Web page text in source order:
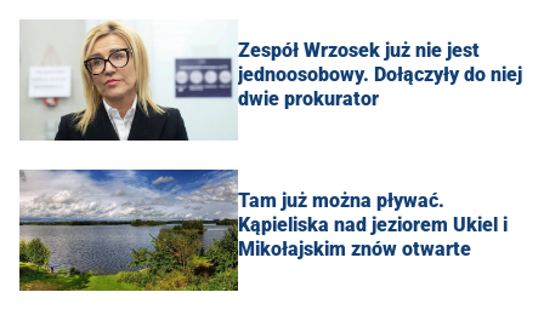
Zespół Wrzosek już nie jest
jednoosobowy. Dołączyły do niej
dwie prokurator
Tam już można pływać.
Kąpieliska nad jeziorem Ukiel i
Mikołajskim znów otwarte